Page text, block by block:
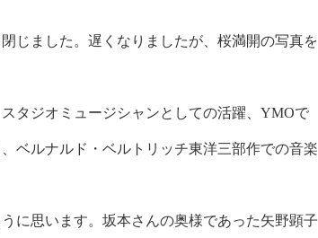
じました。遅くなりましたが、桜満開の写真を
タジオミュージシャンとしての活躍、YMOで
ベルナルド・ベルトリッチ東洋三部作での音楽
に思います。坂本さんの奥様であった矢野顕子